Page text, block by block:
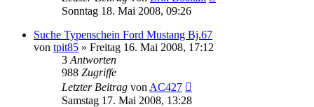
Sonntag 18. Mai 2008, 09:26
Suche Typenschein Ford Mustang Bj.67
von tpit85 » Freitag 16. Mai 2008, 17:12
3 Antworten
988 Zugriffe
Letzter Beitrag von AC427
Samstag 17. Mai 2008, 13:28